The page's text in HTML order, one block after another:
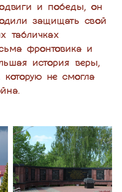
и победы, он
защищать свой
табличках
фронтовика и
история веры,
не смогла